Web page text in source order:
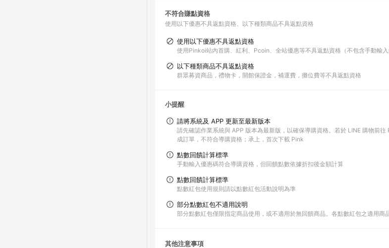
不符合賺點資格
使用以下優惠不具返點資格 以下種類商品不具返點資格
使用以下優惠不具返點資格
使用Pinkoi站內首購、紅利、Pcoin、全站優惠等不具返點資格（不包含手動輸入
以下種類商品不具返點資格
群眾募資商品，禮物卡，開館保證金，補運費，攤位費等不具返點資格
小提醒
請將系統及 APP 更新至最新版本
請先確認作業系統與 APP 版本為最新版，以確保導購資格。若於 LINE 購物前
成訂單，不符合導購資格；承上，首次下載 Pink
點數回饋計算標準
手動輸入優惠碼符合導購資格，但回饋點數依據折扣後金額計算
點數回饋計算標準
點數紅包使用規則請以點數紅包活動說明為準
部分點數紅包不適用說明
部分點數紅包僅限指定商品使用，或不適用於無回饋商品。各點數紅包之適用商
其他注意事項